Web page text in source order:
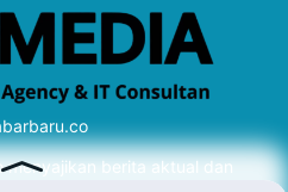
menyajikan berita aktual dan